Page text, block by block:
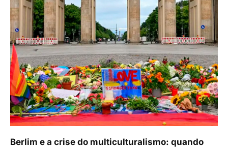
Berlim e a crise do multiculturalismo: quando